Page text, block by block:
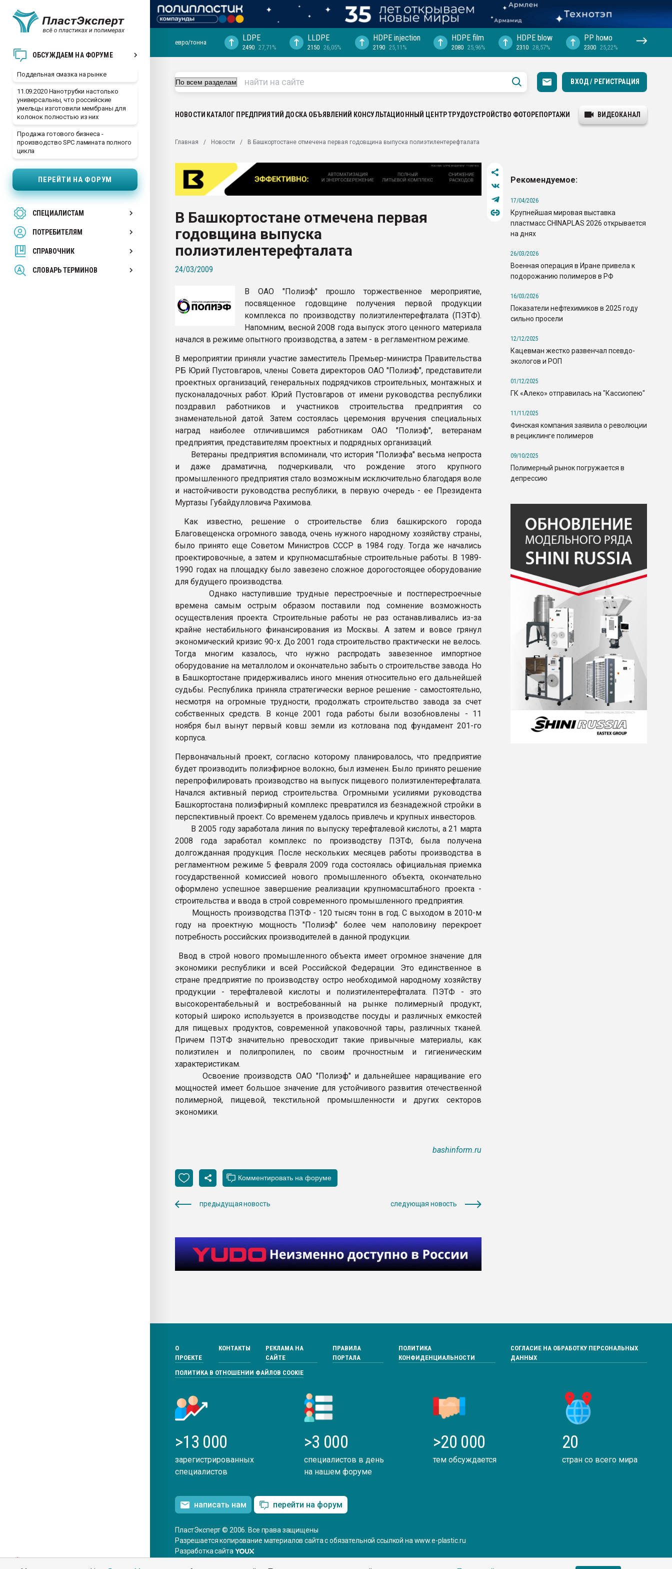
ОБСУЖДАЕМ НА ФОРУМЕ
Поддельная смазка на рынке
11.09.2020 Нанотрубки настолько
универсальны, что российские
умельцы изготовили мембраны для
колонок полностью из них
Продажа готового бизнеса -
производство SPC ламината полного
цикла
ПЕРЕЙТИ НА ФОРУМ
СПЕЦИАЛИСТАМ
ПОТРЕБИТЕЛЯМ
СПРАВОЧНИК
СЛОВАРЬ ТЕРМИНОВ
ближайшее подмосковье, с.-в.
Подмосковье, Москва
первый план в переработке
28.07.2026 "Технониколь" довольна
Всё, что касается выдува ПЭТ
Материал поверхности пуансона для
Продам отходы Композиция
поликарбоната и АБС-пластика
Armaloy PC/ABS-1IM черный цвет
евро/тонна LDPE
2490 27,71%
LLDPE
2150 26,05%
HDPE injection
2190 25,11%
HDPE film
2080 25,96%
HDPE blow
2310 28,57%
PP hомо
2300 25,22%
ВХОД / РЕГИСТРАЦИЯ
НОВОСТИ КАТАЛОГ ПРЕДПРИЯТИЙ ДОСКА ОБЪЯВЛЕНИЙ КОНСУЛЬТАЦИОННЫЙ ЦЕНТРТРУДОУСТРОЙСТВО ФОТОРЕПОРТАЖИ ВИДЕОКАНАЛ
Главная Новости В Башкортостане отмечена первая годовщина выпуска полиэтилентерефталата
В Башкортостане отмечена первая
годовщина выпуска
полиэтилентерефталата
24/03/2009
В ОАО "Полиэф" прошло торжественное мероприятие,
посвященное годовщине получения первой продукции
комплекса по производству полиэтилентерефталата (ПЭТФ).
Напомним, весной 2008 года выпуск этого ценного материала
начался в режиме опытного производства, а затем - в регламентном режиме.
В мероприятии приняли участие заместитель Премьер-министра Правительства
РБ Юрий Пустовгаров, члены Совета директоров ОАО "Полиэф", представители
проектных организаций, генеральных подрядчиков строительных, монтажных и
пусконаладочных работ. Юрий Пустовгаров от имени руководства республики
поздравил работников и участников строительства предприятия со
знаменательной датой. Затем состоялась церемония вручения специальных
наград наиболее отличившимся работникам ОАО "Полиэф", ветеранам
предприятия, представителям проектных и подрядных организаций.
Ветераны предприятия вспоминали, что история "Полиэфа" весьма непроста
и даже драматична, подчеркивали, что рождение этого крупного
промышленного предприятия стало возможным исключительно благодаря воле
и настойчивости руководства республики, в первую очередь - ее Президента
Муртазы Губайдулловича Рахимова.
Как известно, решение о строительстве близ башкирского города
Благовещенска огромного завода, очень нужного народному хозяйству страны,
было принято еще Советом Министров СССР в 1984 году. Тогда же начались
проектировочные, а затем и крупномасштабные строительные работы. В 1989-
1990 годах на площадку было завезено сложное дорогостоящее оборудование
для будущего производства.
Однако наступившие трудные перестроечные и постперестроечные
времена самым острым образом поставили под сомнение возможность
осуществления проекта. Строительные работы не раз останавливались из-за
крайне нестабильного финансирования из Москвы. А затем и вовсе грянул
экономический кризис 90-х. До 2001 года строительство практически не велось.
Тогда многим казалось, что нужно распродать завезенное импортное
оборудование на металлолом и окончательно забыть о строительстве завода. Но
в Башкортостане придерживались иного мнения относительно его дальнейшей
судьбы. Республика приняла стратегически верное решение - самостоятельно,
несмотря на огромные трудности, продолжать строительство завода за счет
собственных средств. В конце 2001 года работы были возобновлены - 11
ноября был вынут первый ковш земли из котлована под фундамент 201-го
корпуса.
Первоначальный проект, согласно которому планировалось, что предприятие
будет производить полиэфирное волокно, был изменен. Было принято решение
перепрофилировать производство на выпуск пищевого полиэтилентерефталата.
Начался активный период строительства. Огромными усилиями руководства
Башкортостана полиэфирный комплекс превратился из безнадежной стройки в
перспективный проект. Со временем удалось привлечь и крупных инвесторов.
В 2005 году заработала линия по выпуску терефталевой кислоты, а 21 марта
2008 года заработал комплекс по производству ПЭТФ, была получена
долгожданная продукция. После нескольких месяцев работы производства в
регламентном режиме 5 февраля 2009 года состоялась официальная приемка
государственной комиссией нового промышленного объекта, окончательно
оформлено успешное завершение реализации крупномасштабного проекта -
строительства и ввода в строй современного промышленного предприятия.
Мощность производства ПЭТФ - 120 тысяч тонн в год. С выходом в 2010-м
году на проектную мощность "Полиэф" более чем наполовину перекроет
потребность российских производителей в данной продукции.
Ввод в строй нового промышленного объекта имеет огромное значение для
экономики республики и всей Российской Федерации. Это единственное в
стране предприятие по производству остро необходимой народному хозяйству
продукции - терефталевой кислоты и полиэтилентерефталата. ПЭТФ - это
высокорентабельный и востребованный на рынке полимерный продукт,
который широко используется в производстве посуды и различных емкостей
для пищевых продуктов, современной упаковочной тары, различных тканей.
Причем ПЭТФ значительно превосходит такие привычные материалы, как
полиэтилен и полипропилен, по своим прочностным и гигиеническим
характеристикам.
Освоение производств ОАО "Полиэф" и дальнейшее наращивание его
мощностей имеет большое значение для устойчивого развития отечественной
полимерной, пищевой, текстильной промышленности и других секторов
экономики.
bashinform.ru
предыдущая новость следующая новость
Рекомендуемое:
17/04/2026
Крупнейшая мировая выставка
пластмасс CHINAPLAS 2026 открывается
на днях
26/03/2026
Военная операция в Иране привела к
подорожанию полимеров в РФ
16/03/2026
Показатели нефтехимиков в 2025 году
сильно просели
12/12/2025
Кацевман жестко развенчал псевдо-
экологов и РОП
01/12/2025
ГК «Алеко» отправилась на "Кассиопею"
11/11/2025
Финская компания заявила о революции
в рециклинге полимеров
09/10/2025
Полимерный рынок погружается в
депрессию
О
ПРОЕКТЕ
КОНТАКТЫ
РЕКЛАМА НА
САЙТЕ
ПРАВИЛА
ПОРТАЛА
ПОЛИТИКА
КОНФИДЕНЦИАЛЬНОСТИ
СОГЛАСИЕ НА ОБРАБОТКУ ПЕРСОНАЛЬНЫХ
ДАННЫХ
ПОЛИТИКА В ОТНОШЕНИИ ФАЙЛОВ COOKIE
>13 000
зарегистрированных
специалистов
>3 000
специалистов в день
на нашем форуме
>20 000
тем обсуждается
20
стран со всего мира
написать нам перейти на форум
ПластЭксперт © 2006. Все права защищены
Разрешается копирование материалов сайта с обязательной ссылкой на www.e-plastic.ru
Разработка сайта